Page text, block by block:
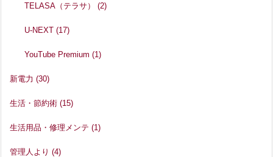
TELASA（テラサ）(2)
U-NEXT(17)
YouTube Premium(1)
新電力 (30)
生活・節約術 (15)
生活用品・修理メンテ (1)
管理人より (4)